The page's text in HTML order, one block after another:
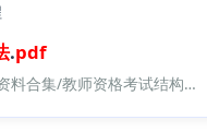
.pdf
【资料】教师资格考试资料合集/教师资格考试结构化面试合集/【45】大圣中小幼面试资料包/